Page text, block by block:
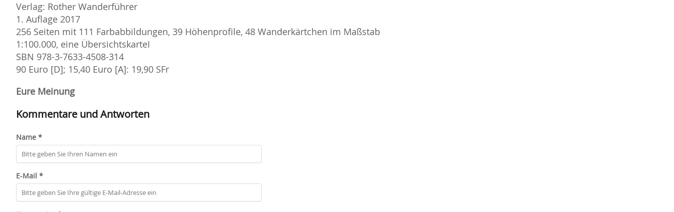
Verlag: Rother Wanderführer
1. Auflage 2017
256 Seiten mit 111 Farbabbildungen, 39 Höhenprofile, 48 Wanderkärtchen im Maßstab
1:100.000, eine ÜbersichtskarteI
SBN 978-3-7633-4508-314
90 Euro [D]; 15,40 Euro [A]: 19,90 SFr
Eure Meinung
Kommentare und Antworten
Name *
E-Mail *